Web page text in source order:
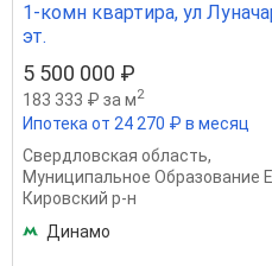
1-комн квартира, ул
эт.
5 500 000 ₽
183 333 ₽ за м2
Ипотека от 24 270 ₽ в месяц
Свердловская область,
Муниципальное Образование
Кировский р-н
Динамо